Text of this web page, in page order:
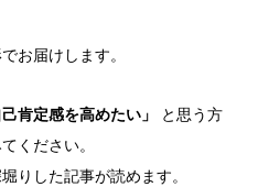
お届けします。
肯定感を高めたい」
と思う方
ください。
りした記事が読めます。